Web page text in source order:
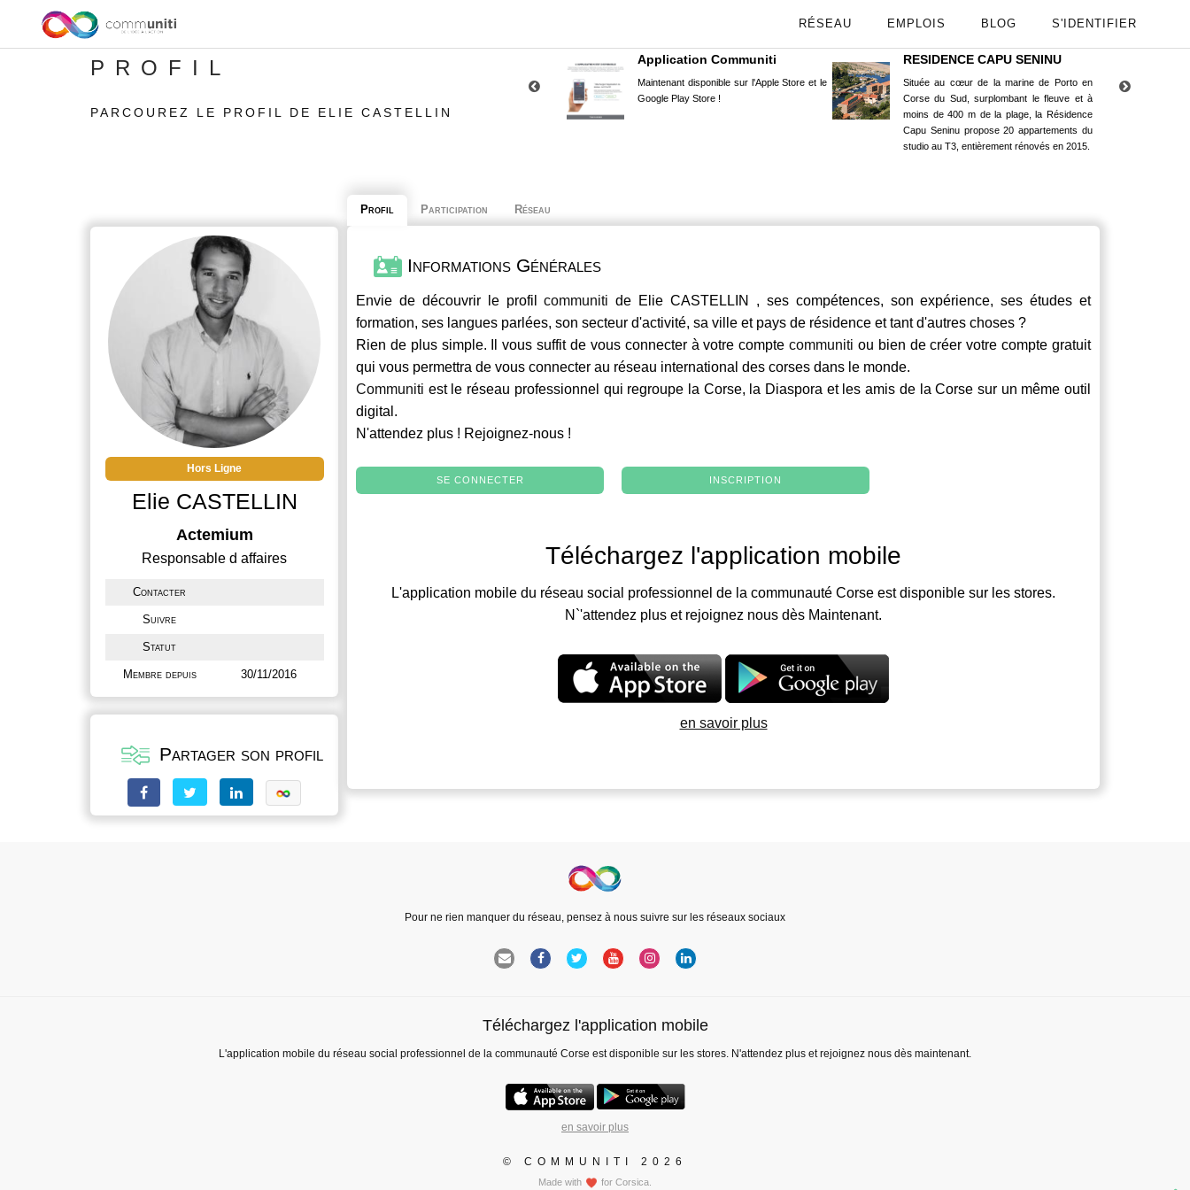
RÉSEAU EMPLOIS BLOG S'IDENTIFIER
PROFIL
PARCOUREZ LE PROFIL DE ELIE CASTELLIN
Application Communiti
Maintenant disponible sur l'Apple Store et le
Google Play Store !
RESIDENCE CAPU SENINU
Située au cœur de la marine de Porto en
Corse du Sud, surplombant le fleuve et à
moins de 400 m de la plage, la Résidence
Capu Seninu propose 20 appartements du
studio au T3, entièrement rénovés en 2015.
Hors Ligne
Elie CASTELLIN
Actemium
Responsable d affaires
Contacter
Suivre
Statut
Membre depuis 30/11/2016
Partager son profil
Profil Participation Réseau
Informations Générales
Envie de découvrir le profilcommuniti de Elie CASTELLIN , ses compétences, son expérience, ses études et
formation, ses langues parlées, son secteur d'activité, sa ville et pays de résidence et tant d'autres choses ?
Rien de plus simple. Il vous suffit de vous connecter à votre comptecommuniti ou bien de créer votre compte gratuit
qui vous permettra de vous connecter au réseau international des corses dans le monde.
Communiti est le réseau professionnel qui regroupe la Corse, la Diaspora et les amis de la Corse sur un même outil
digital.
N'attendez plus ! Rejoignez-nous !
SE CONNECTER INSCRIPTION
Téléchargez l'application mobile
L'application mobile du réseau social professionnel de la communauté Corse est disponible sur les stores.
N`'attendez plus et rejoignez nous dès Maintenant.
en savoir plus
Pour ne rien manquer du réseau, pensez à nous suivre sur les réseaux sociaux
Téléchargez l'application mobile
L'application mobile du réseau social professionnel de la communauté Corse est disponible sur les stores. N'attendez plus et rejoignez nous dès maintenant.
en savoir plus
© COMMUNITI 2026
Made with for Corsica.